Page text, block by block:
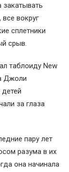
закатывать
вокруг
сплетники
срыв.
таблоиду New
Джоли
за глаза
пару лет
разума в их
она начинала